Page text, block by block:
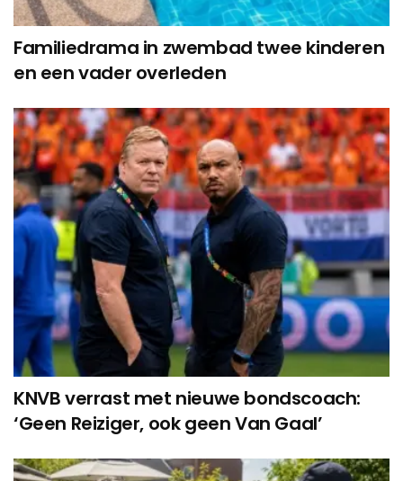
Familiedrama in zwembad twee kinderen
en een vader overleden
KNVB verrast met nieuwe bondscoach:
‘Geen Reiziger, ook geen Van Gaal’